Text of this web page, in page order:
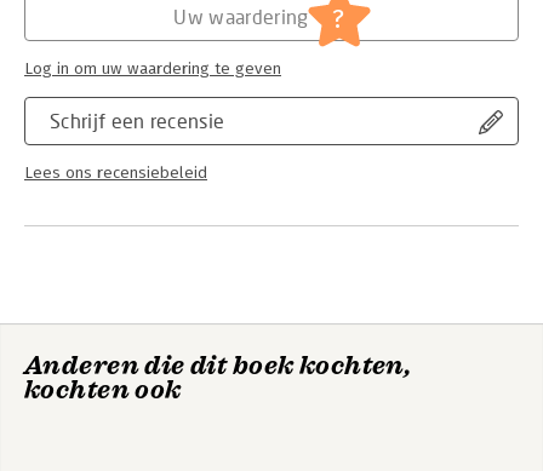
Schrijf een recensie
Lees ons recensiebeleid
Uw waardering ?
Log in om uw waardering te geven
Anderen die dit boek kochten,
kochten ook